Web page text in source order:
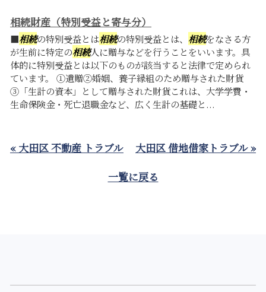
相続財産（特別受益と寄与分）
■相続の特別受益とは相続の特別受益とは、 相続をなさる方
が生前に特定の相続人に贈与などを行うことをいいます。具
体的に特別受益とは以下のものが該当すると法律で定められ
ています。 ①遺贈②婚姻、養子縁組のため贈与された財貨
③「生計の資本」として贈与された財貨これは、大学学費・
生命保険金・死亡退職金など、広く生計の基礎と...
« 大田区 不動産 トラブル
大田区 借地借家トラブル »
一覧に戻る